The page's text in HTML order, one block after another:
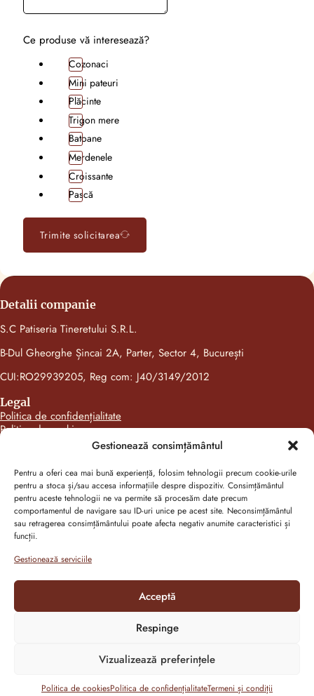
Gestionează consimțământul
Pentru a oferi cea mai bună experiență, folosim tehnologii precum cookie-urile
pentru a stoca și/sau accesa informațiile despre dispozitiv. Consimțământul
pentru aceste tehnologii ne va permite să procesăm date precum
comportamentul de navigare sau ID-uri unice pe acest site. Neconsimțământul
sau retragerea consimțământului poate afecta negativ anumite caracteristici și
funcții.
Gestionează serviciile
Acceptă
Respinge
Vizualizează preferințele
Politica de cookiesPolitica de confidențialitateTermeni și condiții
Ce produse vă interesează?
Cozonaci
Mini pateuri
Plăcinte
Trigon mere
Batoane
Merdenele
Croissante
Pască
Trimite solicitarea
Detalii companie
S.C Patiseria Tineretului S.R.L.
B-Dul Gheorghe Șincai 2A, Parter, Sector 4, București
CUI:RO29939205, Reg com: J40/3149/2012
Legal
Politica de confidențialitate
Politica de cookies
Gustări pentru toată lumea
Pentru gusturile fine
Mini pentru toată lumea
Pentru zile de sărbătoare
Follow us on social media
Instagram